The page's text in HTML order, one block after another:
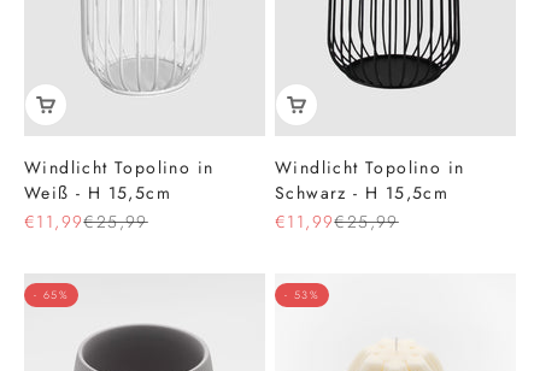
Windlicht Topolino in
Weiß - H 15,5cm
Angebot
€11,99Regulärer Preis
€25,99
Windlicht Topolino in
Schwarz - H 15,5cm
Angebot
€11,99Regulärer Preis
€25,99
- 65% - 53%